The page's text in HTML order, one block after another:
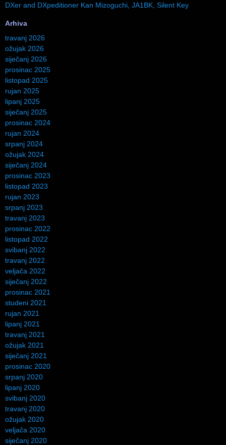
DXer and DXpeditioner Kan Mizoguchi, JA1BK, Silent Key
Arhiva
travanj 2026
ožujak 2026
siječanj 2026
prosinac 2025
listopad 2025
rujan 2025
lipanj 2025
siječanj 2025
prosinac 2024
rujan 2024
srpanj 2024
ožujak 2024
siječanj 2024
prosinac 2023
listopad 2023
rujan 2023
srpanj 2023
travanj 2023
prosinac 2022
listopad 2022
svibanj 2022
travanj 2022
veljača 2022
siječanj 2022
prosinac 2021
studeni 2021
rujan 2021
lipanj 2021
travanj 2021
ožujak 2021
siječanj 2021
prosinac 2020
srpanj 2020
lipanj 2020
svibanj 2020
travanj 2020
ožujak 2020
veljača 2020
siječanj 2020